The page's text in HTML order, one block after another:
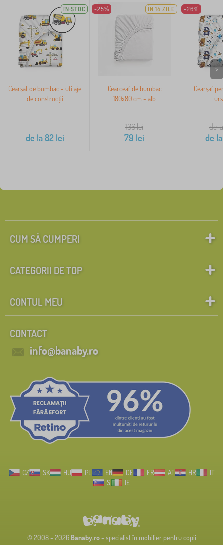
IN STOC
Cearșaf de bumbac - utilaje
de construcții
de la82lei
-25% ÎN 14 ZILE
Cearceaf de bumbac
180x80 cm - alb
106lei
79 lei
-26%
Cearșaf
de
de la
>
CUM SĂ CUMPERI
CATEGORII DE TOP
CONTUL MEU
CONTACT
info@banaby.ro
CZ SK HU PL EN DE FR AT HR
IT
SI
IE
© 2008 - 2026 Banaby.ro- specialist în mobilier pentru copii